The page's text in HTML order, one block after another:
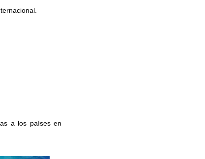
a los países en